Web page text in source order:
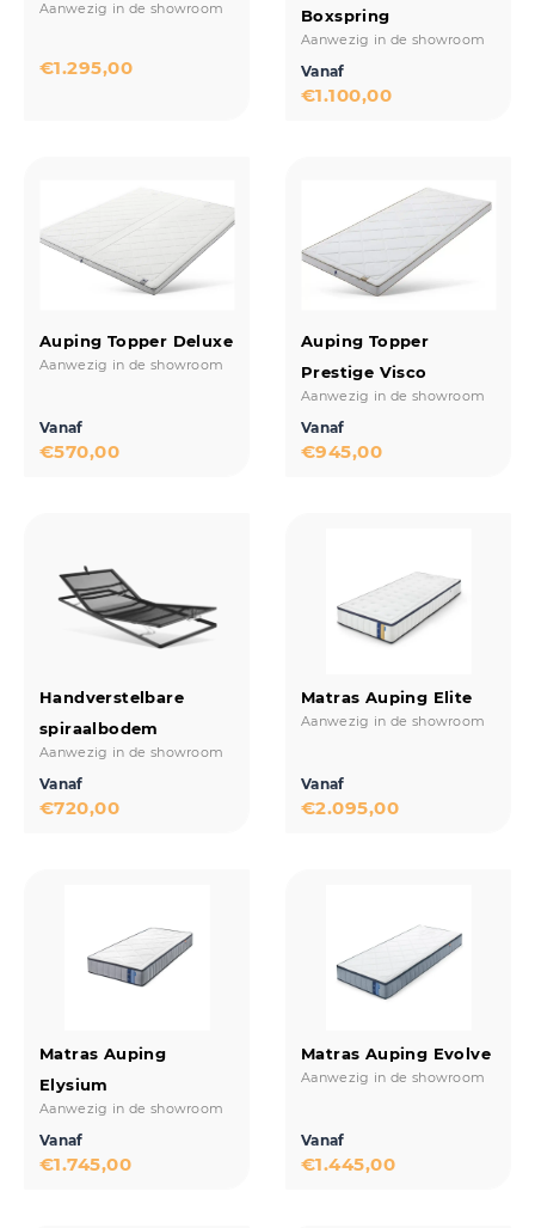
Aanwezig in de showroom
€1.295,00
Boxspring
Aanwezig in de showroom
Vanaf
€1.100,00
Auping Topper Deluxe
Aanwezig in de showroom
Vanaf
€570,00
Auping Topper
Prestige Visco
Aanwezig in de showroom
Vanaf
€945,00
Handverstelbare
spiraalbodem
Aanwezig in de showroom
Vanaf
€720,00
Matras Auping Elite
Aanwezig in de showroom
Vanaf
€2.095,00
Matras Auping
Elysium
Aanwezig in de showroom
Vanaf
€1.745,00
Matras Auping Evolve
Aanwezig in de showroom
Vanaf
€1.445,00